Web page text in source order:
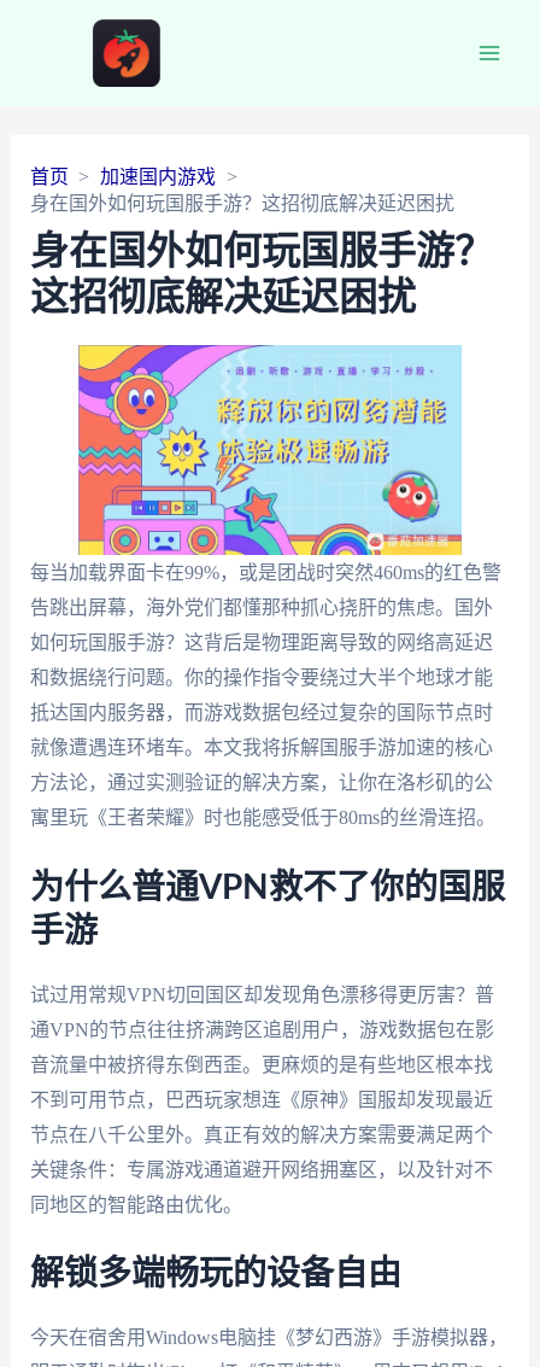
首页
加速国内游戏
身在国外如何玩国服手游？这招彻底解决延迟困扰
身在国外如何玩国服手游？
这招彻底解决延迟困扰
每当加载界面卡在99%，或是团战时突然460ms的红色警
告跳出屏幕，海外党们都懂那种抓心挠肝的焦虑。国外
如何玩国服手游？这背后是物理距离导致的网络高延迟
和数据绕行问题。你的操作指令要绕过大半个地球才能
抵达国内服务器，而游戏数据包经过复杂的国际节点时
就像遭遇连环堵车。本文我将拆解国服手游加速的核心
方法论，通过实测验证的解决方案，让你在洛杉矶的公
寓里玩《王者荣耀》时也能感受低于80ms的丝滑连招。
为什么普通VPN救不了你的国服
手游
试过用常规VPN切回国区却发现角色漂移得更厉害？普
通VPN的节点往往挤满跨区追剧用户，游戏数据包在影
音流量中被挤得东倒西歪。更麻烦的是有些地区根本找
不到可用节点，巴西玩家想连《原神》国服却发现最近
节点在八千公里外。真正有效的解决方案需要满足两个
关键条件：专属游戏通道避开网络拥塞区，以及针对不
同地区的智能路由优化。
解锁多端畅玩的设备自由
今天在宿舍用Windows电脑挂《梦幻西游》手游模拟器，